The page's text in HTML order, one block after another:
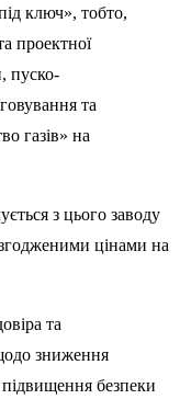
ключ», тобто,
проектної
пуско-
та
газів» на
з цього заводу
цінами на
та
зниження
підвищення безпеки